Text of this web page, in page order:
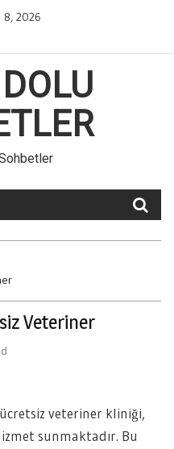
8, 2026
Veteriner
veteriner kliniği,
sunmaktadır. Bu